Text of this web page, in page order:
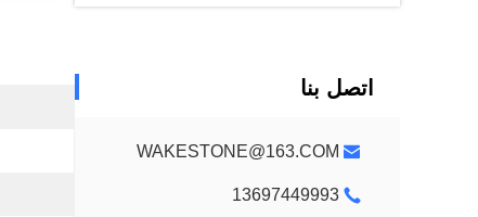
اتصل بنا
WAKESTONE@163.COM
13697449993